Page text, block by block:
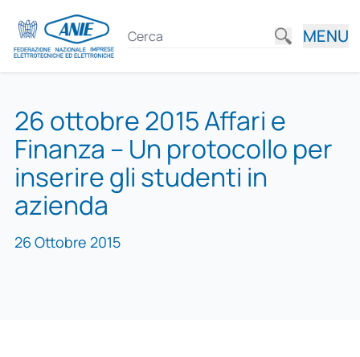
MENU
26 ottobre 2015 Affari e
Finanza – Un protocollo per
inserire gli studenti in
azienda
26 Ottobre 2015